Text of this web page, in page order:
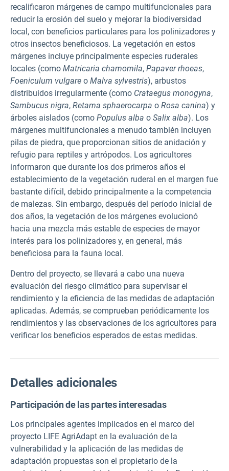
recalificaron márgenes de campo multifuncionales para
reducir la erosión del suelo y mejorar la biodiversidad
local, con beneficios particulares para los polinizadores y
otros insectos beneficiosos. La vegetación en estos
márgenes incluye principalmente especies ruderales
locales (como Matricaria chamomila, Papaver rhoeas,
Foeniculum vulgare o Malva sylvestris), arbustos
distribuidos irregularmente (como Crataegus monogyna,
Sambucus nigra, Retama sphaerocarpa o Rosa canina) y
árboles aislados (como Populus alba o Salix alba). Los
márgenes multifuncionales a menudo también incluyen
pilas de piedra, que proporcionan sitios de anidación y
refugio para reptiles y artrópodos. Los agricultores
informaron que durante los dos primeros años el
establecimiento de la vegetación ruderal en el margen fue
bastante difícil, debido principalmente a la competencia
de malezas. Sin embargo, después del período inicial de
dos años, la vegetación de los márgenes evolucionó
hacia una mezcla más estable de especies de mayor
interés para los polinizadores y, en general, más
beneficiosa para la fauna local.
Dentro del proyecto, se llevará a cabo una nueva
evaluación del riesgo climático para supervisar el
rendimiento y la eficiencia de las medidas de adaptación
aplicadas. Además, se comprueban periódicamente los
rendimientos y las observaciones de los agricultores para
verificar los beneficios esperados de estas medidas.
Detalles adicionales
Participación de las partes interesadas
Los principales agentes implicados en el marco del
proyecto LIFE AgriAdapt en la evaluación de la
vulnerabilidad y la aplicación de las medidas de
adaptación propuestas son el propietario de la